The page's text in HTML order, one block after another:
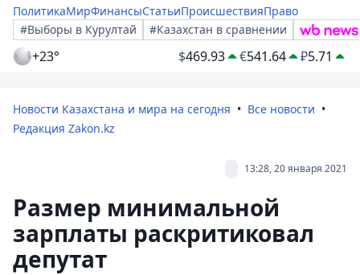
ПолитикаМирФинансыСтатьиПроисшествияПраво
#Выборы в Курултай
#Казахстан в сравнении
+23° $469.93 €541.64 ₽5.71
Новости Казахстана и мира на сегодня
Все новости
Редакция Zakon.kz
13:28, 20 января 2021
Размер минимальной
зарплаты раскритиковал
депутат